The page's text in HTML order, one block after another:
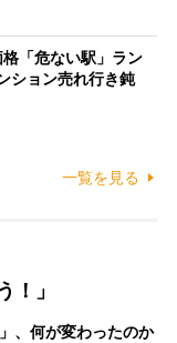
格「危ない駅」ラン
ション売れ行き鈍
一覧を見る
！」
、何が変わったのか